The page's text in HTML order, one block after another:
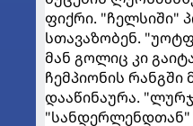
ფიქრი. "ჩელსიში"
სთავაზობენ.
მან გოლიც კი
ჩემპიონის რანგში
დააწინაურა.
"სანდერლენდთან"